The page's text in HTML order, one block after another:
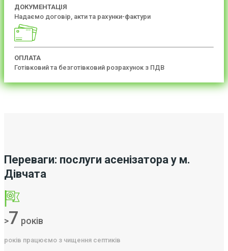
ДОКУМЕНТАЦІЯ
Надаємо договір, акти та рахунки-фактури
ОПЛАТА
Готівковий та безготівковий розрахунок з ПДВ
Переваги: послуги асенізатора у м.
Дівчата
>7 років
років працюємо з чищення септиків